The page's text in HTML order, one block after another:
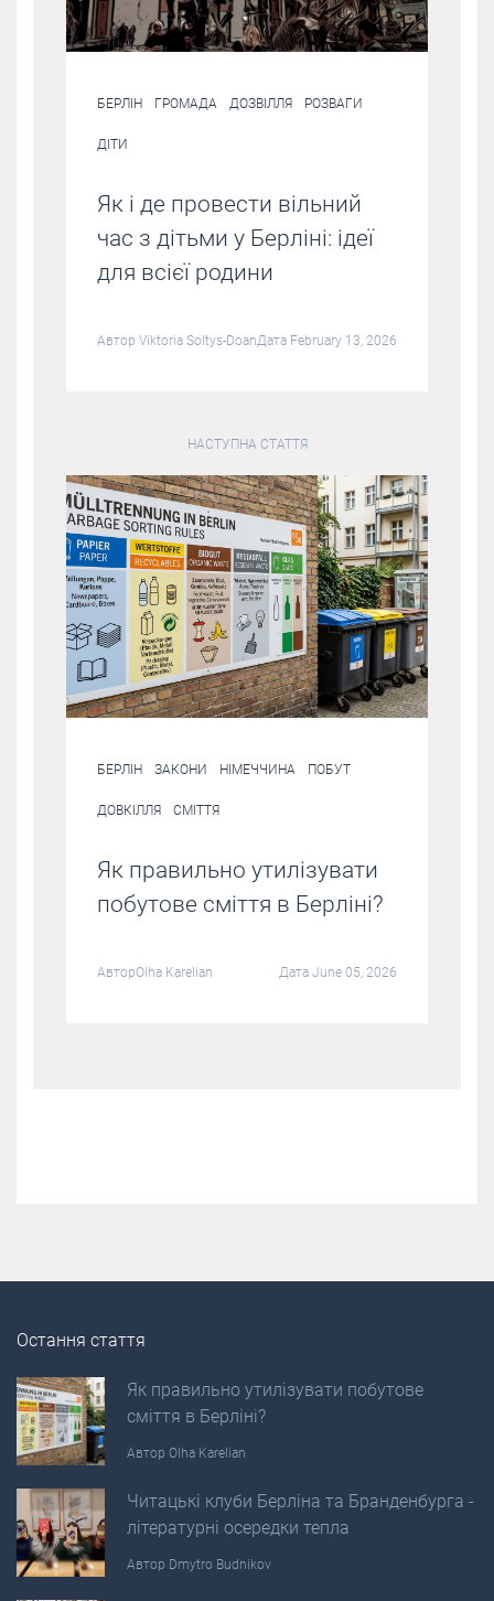
БЕРЛІН ГРОМАДА ДОЗВІЛЛЯ РОЗВАГИ
ДІТИ
Як і де провести вільний
час з дітьми у Берліні: ідеї
для всієї родини
Автор Viktoria Soltys-DoanДата February 13, 2026
НАСТУПНА СТАТТЯ
БЕРЛІН ЗАКОНИ НІМЕЧЧИНА ПОБУТ
ДОВКІЛЛЯ СМІТТЯ
Як правильно утилізувати
побутове сміття в Берліні?
АвторOlha Karelian Дата June 05, 2026
Остання стаття
Як правильно утилізувати побутове
сміття в Берліні?
Автор Olha Karelian
Читацькі клуби Берліна та Бранденбурга -
літературні осередки тепла
Автор Dmytro Budnikov